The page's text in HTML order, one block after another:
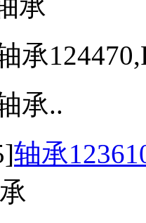
承
承..
轴承